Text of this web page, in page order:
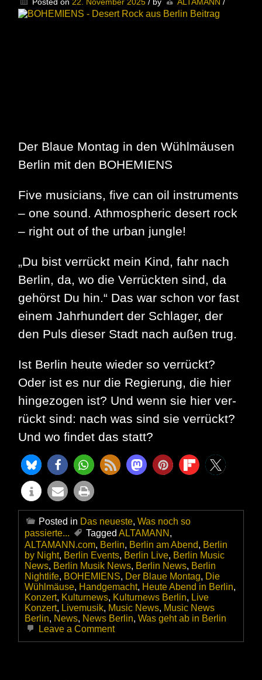
Posted on 22. November 2025 / by ALTAMANN /
Der Blaue Montag in den Wühlmäusen
Berlin mit den BOHEMIENS
Five musicians, five can oil instruments
– one sound. Athmospheric desert rock
– right out of the urban jungle!
„Du bist ver­rückt mein Kind, fahr nach
Berlin, da, wo die Ver­rück­ten sind, da
ge­hörst Du hin.“ Das war schon vor fast
einem Jahrhundert der Schlager, der
den Puls dieser Stadt nach außen trug.
Ist Berlin heute wieder so verrückt?
Oder ist es nur die Re­gie­rung, die hier
hingezogen ist? Und wenn sie hier ver­
rückt sind: nach was sind sie verrückt?
Und wo findet das statt?
Posted in Das neueste, Was noch so
passierte...
Tagged ALTAMANN ,
ALTAMANN.com, Berlin, Berlin am Abend, Berlin
by Night, Berlin Events, Berlin Live, Berlin Music
News, Berlin Musik News, Berlin News, Berlin
Nightlife, BOHEMIENS, Der Blaue Montag, Die
Wühlmäuse, Handgemacht, Heute Abend in Berlin,
Konzert, Kulturnews, Kulturnews Berlin, Live
Konzert, Livemusik, Music News, Music News
Berlin, News, News Berlin, Was geht ab in Berlin
Leave a Commenton